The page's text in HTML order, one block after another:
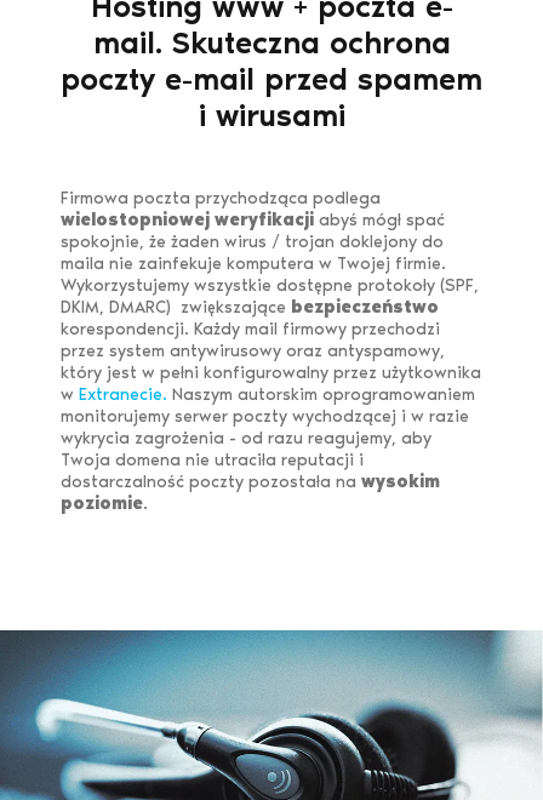
mail. Skuteczna ochrona
poczty e-mail przed spamem
i wirusami
Firmowa poczta przychodząca podlega
wielostopniowej weryfikacji abyś mógł spać
spokojnie, że żaden wirus / trojan doklejony do
maila nie zainfekuje komputera w Twojej firmie.
Wykorzystujemy wszystkie dostępne protokoły (SPF,
DKIM, DMARC) zwiększające bezpieczeństwo
korespondencji. Każdy mail firmowy przechodzi
przez system antywirusowy oraz antyspamowy,
który jest w pełni konfigurowalny przez użytkownika
w Extranecie. Naszym autorskim oprogramowaniem
monitorujemy serwer poczty wychodzącej i w razie
wykrycia zagrożenia - od razu reagujemy, aby
Twoja domena nie utraciła reputacji i
dostarczalność poczty pozostała na wysokim
poziomie.